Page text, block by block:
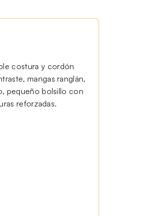
costura y cordón
mangas ranglán,
pequeño bolsillo con
reforzadas.